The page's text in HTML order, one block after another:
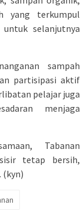
yang terkumpul
selanjutnya
sampah
partisipasi aktif
pelajar juga
menjaga
Tabanan
tetap bersih,
(kyn)